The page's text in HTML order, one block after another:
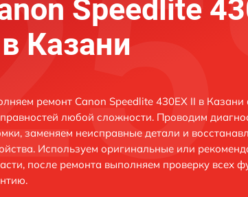
Speedlite
Казани
ремонт Canon Speedlite 430EX II в Казани
любой сложности. Проводим
заменяем неисправные детали и
Используем оригинальные или
после ремонта выполняем проверку всех